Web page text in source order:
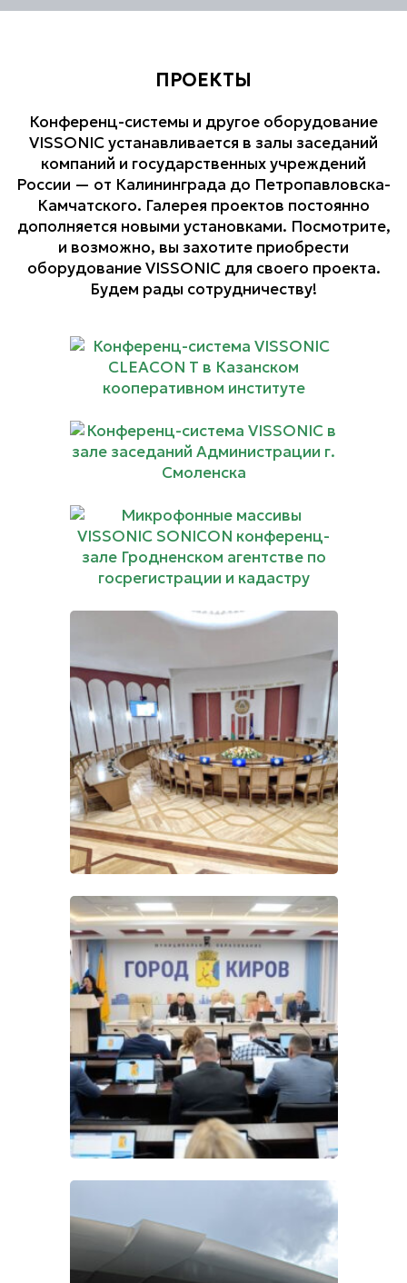
ПРОЕКТЫ
Конференц-системы и другое оборудование
VISSONIC устанавливается в залы заседаний
компаний и государственных учреждений
России — от Калининграда до Петропавловска-
Камчатского. Галерея проектов постоянно
дополняется новыми установками. Посмотрите,
и возможно, вы захотите приобрести
оборудование VISSONIC для своего проекта.
Будем рады сотрудничеству!
Конференц-система
VISSONIC CLEACON T в
кооперативном
институте
Конференц-система
VISSONIC в зале
Администрации г.
Смоленска
Микрофонные массивы
VISSONIC SONICON
конференц-зале
Гродненском агентстве
по госрегистрации и
кадастру
Конференц-система
VISSONIC в зале
заседаний МИД
Республики Беларусь
Оснащение зала
заседаний Кировской
городской Думы
Конференц-системы